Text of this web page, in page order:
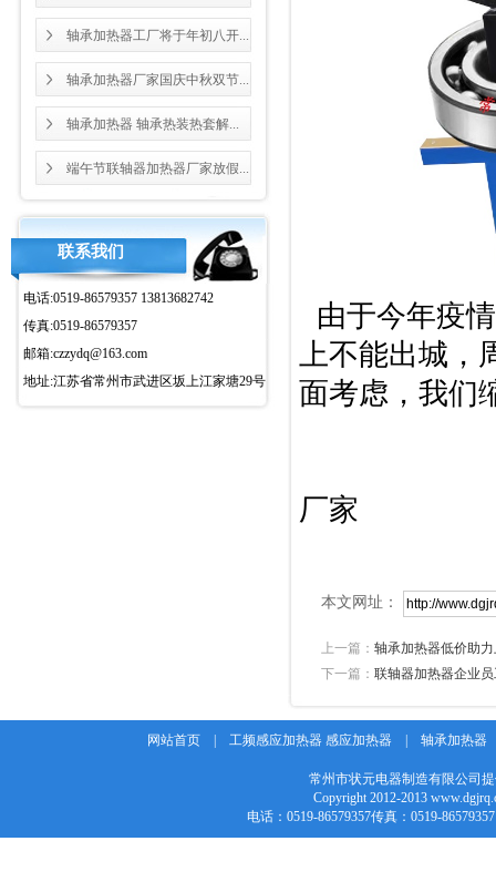
轴承加热器工厂将于年初八开...
轴承加热器厂家国庆中秋双节...
轴承加热器 轴承热装热套解...
端午节联轴器加热器厂家放假...
联系我们
电话:0519-86579357 13813682742
传真:0519-86579357
邮箱:czzydq@163.com
地址:江苏省常州市武进区坂上江家塘29号
由于今年疫
上不能出城，
面考虑，我们
厂家
本文网址：
上一篇： 轴承加热器低价助
下一篇： 联轴器加热器企业
网站首页 工频感应加热器 感应加热器 轴承加热器
常州市状元电器制造有限公司
Copyright 2012-2013
电话：0519-86579357传真：0519-